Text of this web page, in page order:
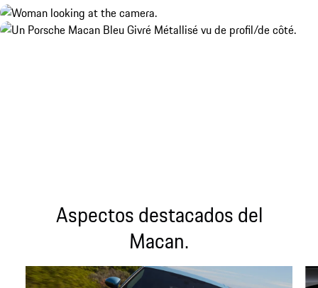
Aspectos destacados del
Macan.